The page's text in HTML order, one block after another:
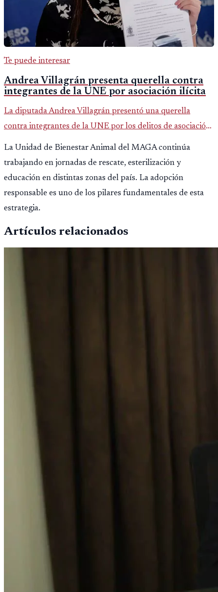
Te puede interesar
Andrea Villagrán presenta querella contra
integrantes de la UNE por asociación ilícita
La diputada Andrea Villagrán presentó una querella
contra integrantes de la UNE por los delitos de asociación
La Unidad de Bienestar Animal del MAGA continúa
trabajando en jornadas de rescate, esterilización y
educación en distintas zonas del país. La adopción
responsable es uno de los pilares fundamentales de esta
estrategia.
Artículos relacionados